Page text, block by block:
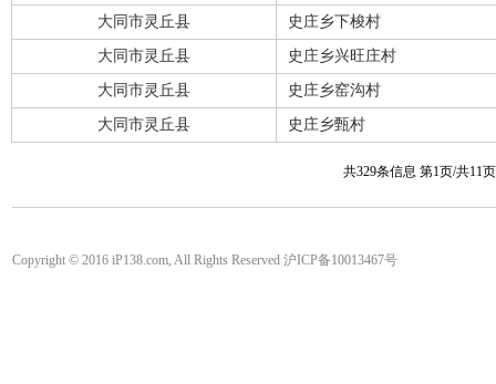
大同市灵丘县 史庄乡下梭村
大同市灵丘县 史庄乡兴旺庄村
大同市灵丘县 史庄乡窑沟村
大同市灵丘县 史庄乡甄村
共329条信息 第1页/共11
Copyright © 2016 iP138.com, All Rights Reserved 沪ICP备10013467号